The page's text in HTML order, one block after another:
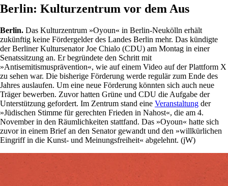
Berlin: Kulturzentrum vor dem Aus
Berlin. Das Kulturzentrum »Oyoun« in Berlin-Neukölln erhält
zukünftig keine Fördergelder des Landes Berlin mehr. Das kündigte
der Berliner Kultursenator Joe Chialo (CDU) am Montag in einer
Senatssitzung an. Er begründete den Schritt mit
»Antisemitismusprävention«, wie auf einem Video auf der Plattform X
zu sehen war. Die bisherige Förderung werde regulär zum Ende des
Jahres auslaufen. Um eine neue Förderung könnten sich auch neue
Träger bewerben. Zuvor hatten Grüne und CDU die Aufgabe der
Unterstützung gefordert. Im Zentrum stand eine Veranstaltung der
»Jüdischen Stimme für gerechten Frieden in Nahost«, die am 4.
November in den Räumlichkeiten stattfand. Das »Oyoun« hatte sich
zuvor in einem Brief an den Senator gewandt und den »willkürlichen
Eingriff in die Kunst- und Meinungsfreiheit« abgelehnt. (jW)